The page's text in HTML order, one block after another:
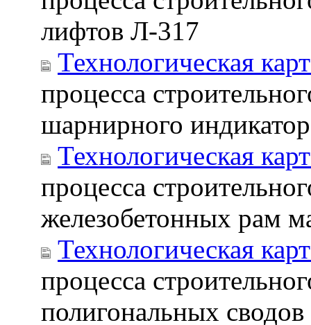
лифтов Л-317
Технологическая
процесса
шарнирного
Технологическая
процесса
железобетонных рам
Технологическая
процесса
полигональных сводов